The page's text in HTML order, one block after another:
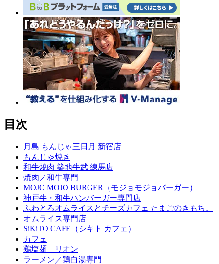
目次
月島 もんじゃ三日月 新宿店
もんじゃ焼き
和牛焼肉 築地牛武 練馬店
焼肉／和牛専門
MOJO MOJO BURGER（モジョモジョバーガー）
神戸牛・和牛ハンバーガー専門店
ふわとろオムライスとチーズカフェ たまごのきもち。
オムライス専門店
SiKiTO CAFE（シキト カフェ）
カフェ
鶏塩麺 リオン
ラーメン／鶏白湯専門